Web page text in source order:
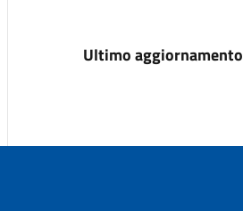
Ultimo aggiornamento